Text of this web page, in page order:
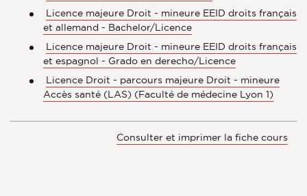
Licence majeure Droit - mineure EEID droits français
et allemand - Bachelor/Licence
Licence majeure Droit - mineure EEID droits français
et espagnol - Grado en derecho/Licence
Licence Droit - parcours majeure Droit - mineure
Accès santé (LAS) (Faculté de médecine Lyon 1)
Consulter et imprimer la fiche cours